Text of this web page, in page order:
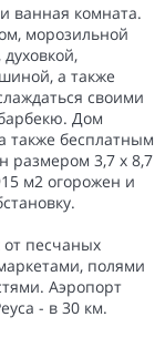
ванная комната.
морозильной
а также
своими
Дом
также бесплатным
размером 3,7 x 8,7
м2 огорожен и
от песчаных
полями
Аэропорт
- в 30 км.